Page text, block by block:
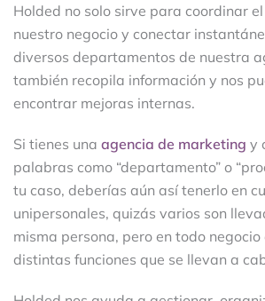
Holded no solo sirve para coordinar
nuestro negocio y conectar
diversos departamentos de nuestra
también recopila información y nos
encontrar mejoras internas.
Si tienes una agencia de marketing y
palabras como “departamento” o
tu caso, deberías aún así tenerlo en
unipersonales, quizás varios son
misma persona, pero en todo
distintas funciones que se llevan a